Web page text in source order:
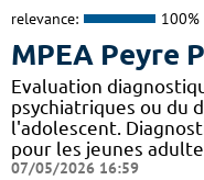
relevance: 100%
MPEA Peyre
Evaluation
psychiatriques ou du
l'adolescent.
pour les jeunes
07/05/2026 16:59